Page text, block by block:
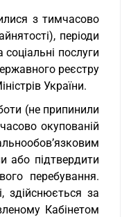
з тимчасово
періоди
послуги
реєстру
України.
(не припинили
окупованій
або підтвердити
перебування.
здійснюється за
Кабінетом